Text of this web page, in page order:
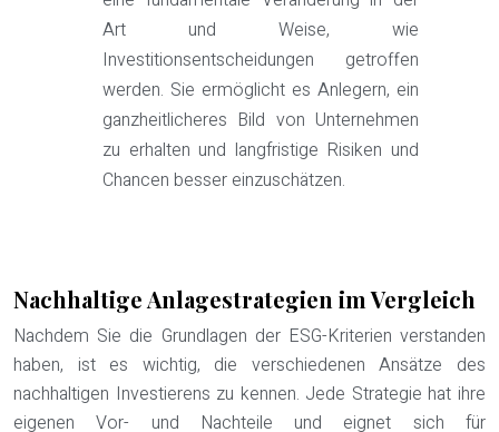
Art und Weise, wie
Investitionsentscheidungen getroffen
werden. Sie ermöglicht es Anlegern, ein
ganzheitlicheres Bild von Unternehmen
zu erhalten und langfristige Risiken und
Chancen besser einzuschätzen.
Nachhaltige Anlagestrategien im Vergleich
Nachdem Sie die Grundlagen der ESG-Kriterien verstanden
haben, ist es wichtig, die verschiedenen Ansätze des
nachhaltigen Investierens zu kennen. Jede Strategie hat ihre
eigenen Vor- und Nachteile und eignet sich für